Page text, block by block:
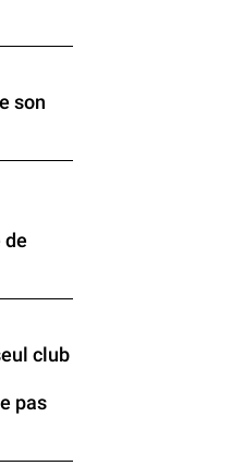
son
de
club
pas